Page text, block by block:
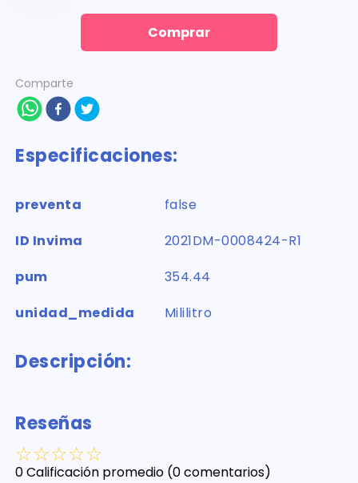
Comprar
Comparte
Especificaciones:
preventa
false
ID Invima
2021DM-0008424-R1
pum
354.44
unidad_medida
Mililitro
Descripción:
Reseñas
☆☆☆☆☆
0 Calificación promedio (0 comentarios)